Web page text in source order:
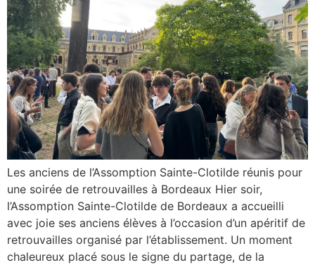
Les anciens de l’Assomption Sainte-Clotilde réunis pour
une soirée de retrouvailles à Bordeaux Hier soir,
l’Assomption Sainte-Clotilde de Bordeaux a accueilli
avec joie ses anciens élèves à l’occasion d’un apéritif de
retrouvailles organisé par l’établissement. Un moment
chaleureux placé sous le signe du partage, de la